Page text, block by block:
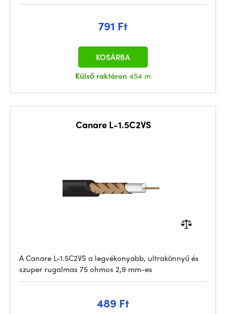
791 Ft
Külső raktáron 454 m
KOSÁRBA
Canare L-1.5C2VS
A Canare L-1.5C2VS a legvékonyabb, ultrakönnyű és
szuper rugalmas 75 ohmos 2,9 mm-es
489 Ft